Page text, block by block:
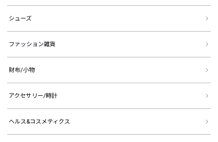
シューズ
ファッション雑貨
財布/小物
アクセサリー/時計
ヘルス&コスメティクス